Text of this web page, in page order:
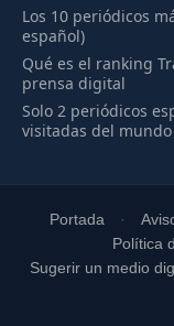
Los 10 periódicos
español)
Qué es el ranking
prensa digital
Solo 2 periódicos
visitadas del mundo
Portada
Política
Sugerir un medio